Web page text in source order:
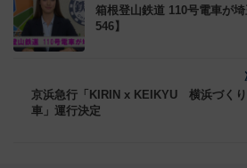
箱根登山鉄道 110号電車が
546】
京浜急行「KIRIN x KEIKYU 横浜づく
車」運行決定